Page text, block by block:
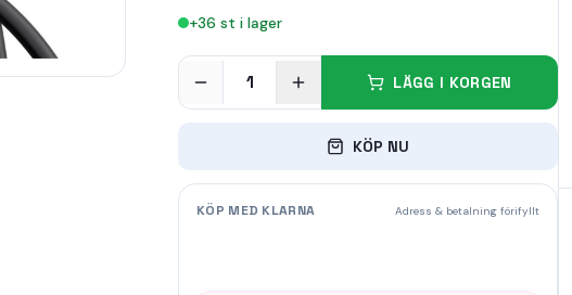
+36 st i lager
1 LÄGG I KORGEN
KÖP NU
KÖP MED KLARNA Adress & betalning förifyllt